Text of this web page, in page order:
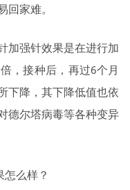
家难。
加强针效果是在进行加
，接种后，再过6个月
下降，其下降低值也依
德尔塔病毒等各种变异
么样？